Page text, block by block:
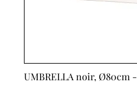
UMBRELLA noir, Ø80cm -